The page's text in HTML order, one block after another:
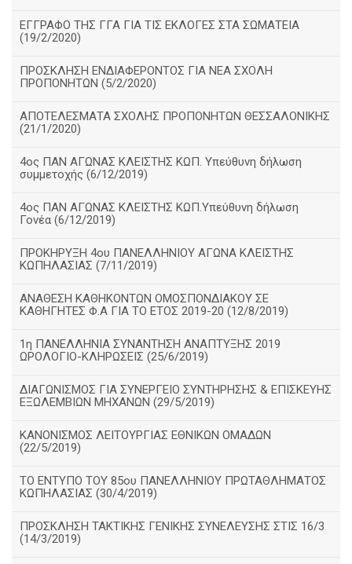
ΕΓΓΡΑΦΟ ΤΗΣ ΓΓΑ ΓΙΑ ΤΙΣ ΕΚΛΟΓΕΣ ΣΤΑ ΣΩΜΑΤΕΙΑ
(19/2/2020)
ΠΡΟΣΚΛΗΣΗ ΕΝΔΙΑΦΕΡΟΝΤΟΣ ΓΙΑ ΝΕΑ ΣΧΟΛΗ
ΠΡΟΠΟΝΗΤΩΝ (5/2/2020)
ΑΠΟΤΕΛΕΣΜΑΤΑ ΣΧΟΛΗΣ ΠΡΟΠΟΝΗΤΩΝ ΘΕΣΣΑΛΟΝΙΚΗΣ
(21/1/2020)
4ος ΠΑΝ ΑΓΩΝΑΣ ΚΛΕΙΣΤΗΣ ΚΩΠ. Υπεύθυνη δήλωση
συμμετοχής (6/12/2019)
4ος ΠΑΝ ΑΓΩΝΑΣ ΚΛΕΙΣΤΗΣ ΚΩΠ.Υπεύθυνη δήλωση
Γονέα (6/12/2019)
ΠΡΟΚΗΡΥΞΗ 4ου ΠΑΝΕΛΛΗΝΙΟΥ ΑΓΩΝΑ ΚΛΕΙΣΤΗΣ
ΚΩΠΗΛΑΣΙΑΣ (7/11/2019)
ΑΝΑΘΕΣΗ ΚΑΘΗΚΟΝΤΩΝ ΟΜΟΣΠΟΝΔΙΑΚΟΥ ΣΕ
ΚΑΘΗΓΗΤΕΣ Φ.Α ΓΙΑ ΤΟ ΕΤΟΣ 2019-20 (12/8/2019)
1η ΠΑΝΕΛΛΗΝΙΑ ΣΥΝΑΝΤΗΣΗ ΑΝΑΠΤΥΞΗΣ 2019
ΩΡΟΛΟΓΙΟ-ΚΛΗΡΩΣΕΙΣ (25/6/2019)
ΔΙΑΓΩΝΙΣΜΟΣ ΓΙΑ ΣΥΝΕΡΓΕΙΟ ΣΥΝΤΗΡΗΣΗΣ & ΕΠΙΣΚΕΥΗΣ
ΕΞΩΛΕΜΒΙΩΝ ΜΗΧΑΝΩΝ (29/5/2019)
ΚΑΝΟΝΙΣΜΟΣ ΛΕΙΤΟΥΡΓΙΑΣ ΕΘΝΙΚΩΝ ΟΜΑΔΩΝ
(22/5/2019)
ΤΟ ΕΝΤΥΠΟ ΤΟΥ 85ου ΠΑΝΕΛΛΗΝΙΟΥ ΠΡΩΤΑΘΛΗΜΑΤΟΣ
ΚΩΠΗΛΑΣΙΑΣ (30/4/2019)
ΠΡΟΣΚΛΗΣΗ ΤΑΚΤΙΚΗΣ ΓΕΝΙΚΗΣ ΣΥΝΕΛΕΥΣΗΣ ΣΤΙΣ 16/3
(14/3/2019)